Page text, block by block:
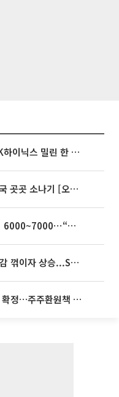
[베스트&워스트] 삼성전자·SK하이닉스 밀린 한 주…상상인증권은 85% 급등
35도 안팎 무더위 이어져…전국 곳곳 소나기 [오늘 날씨]
[주간증시전망] 다음주 코스피 6000~7000⋯“外人 수급은 정책이 변수”
뉴욕증시, 연준 금리인상 기대감 꺾이자 상승...S&P500 사상 최고치 [종합]
SK하이닉스, 분기배당 375원 확정…주주환원책 9월로 앞당겨 발표